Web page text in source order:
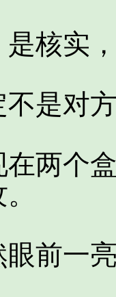
核实，
是对方
个盒
一亮